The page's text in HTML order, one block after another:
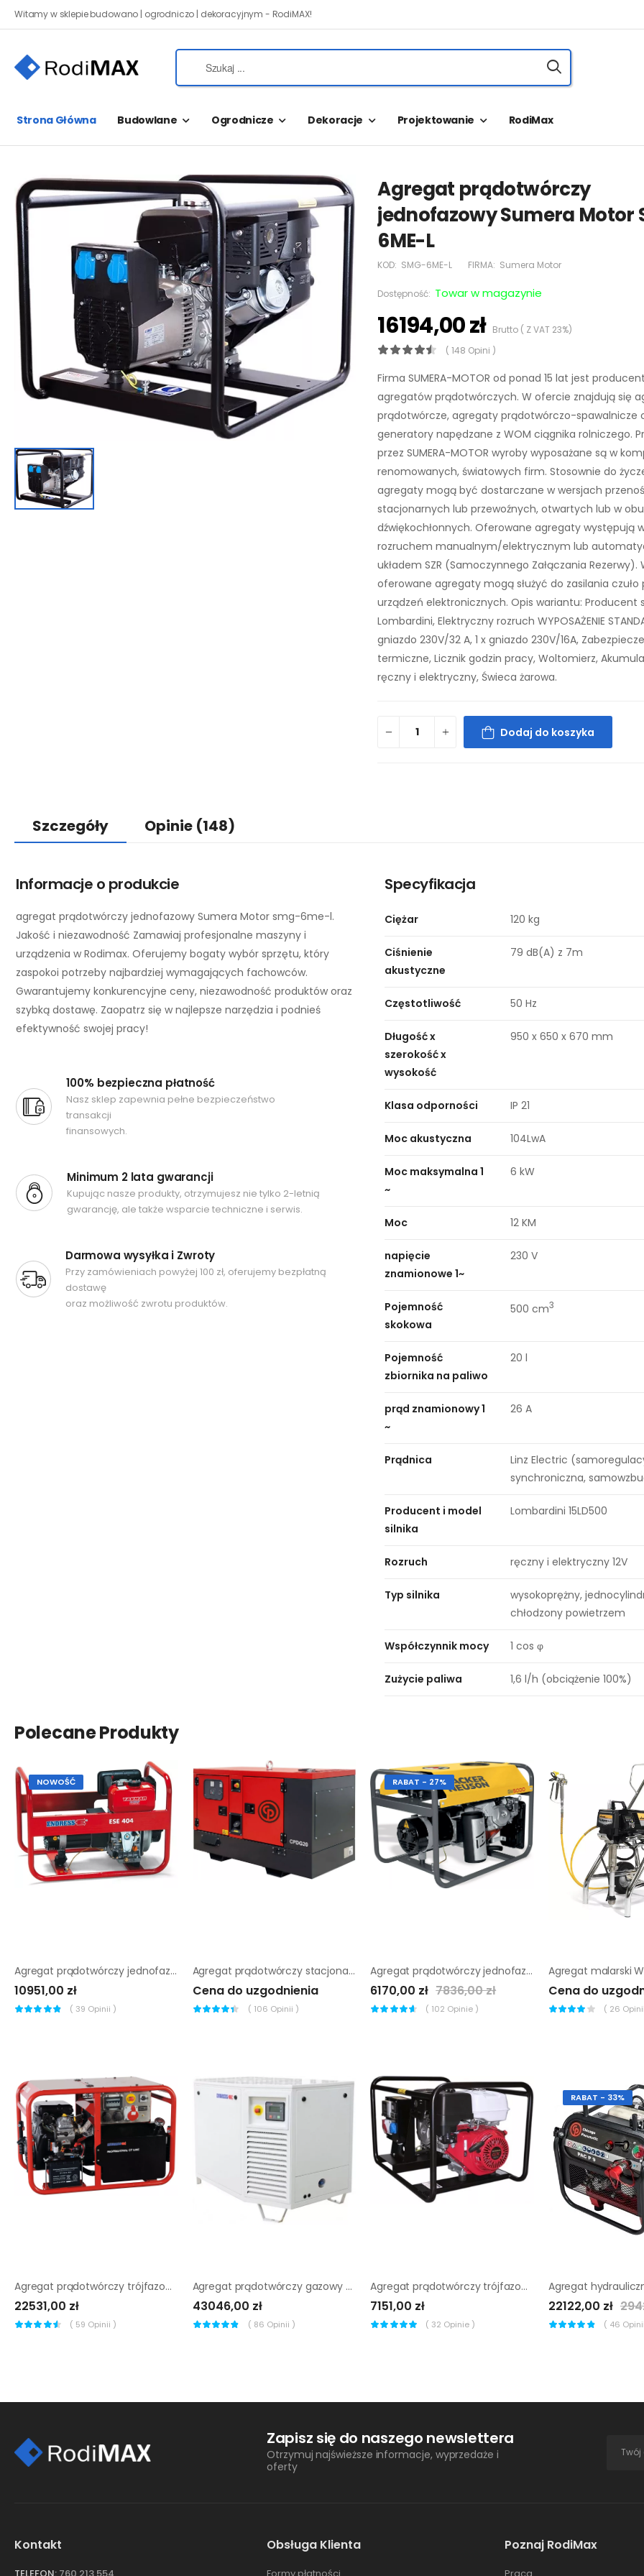
Witamy w sklepie budowano | ogrodniczo | dekoracyjnym - RodiMAX!
Strona Główna Budowlane Ogrodnicze Dekoracje Projektowanie RodiMax
Agregat prądotwórczy
jednofazowy Sumera Motor
6ME-L
KOD: SMG-6ME-L FIRMA: Sumera Motor
Dostępność: Towar w magazynie
16194,00 złBrutto ( Z VAT 23%)
( 148 Opini )
Firma SUMERA-MOTOR od ponad 15 lat jest
agregatów prądotwórczych. W ofercie znajdują się
prądotwórcze, agregaty prądotwórczo-spawalnicze
generatory napędzane z WOM ciągnika rolniczego.
przez SUMERA-MOTOR wyroby wyposażane są w
renomowanych, światowych firm. Stosownie do
agregaty mogą być dostarczane w wersjach
stacjonarnych lub przewoźnych, otwartych lub w
dźwiękochłonnych. Oferowane agregaty występują
rozruchem manualnym/elektrycznym lub
układem SZR (Samoczynnego Załączania Rezerwy).
oferowane agregaty mogą służyć do zasilania czuło
urządzeń elektronicznych. Opis wariantu: Producent
Lombardini, Elektryczny rozruch WYPOSAŻENIE
gniazdo 230V/32 A, 1 x gniazdo 230V/16A,
termiczne, Licznik godzin pracy, Woltomierz,
ręczny i elektryczny, Świeca żarowa.
Dodaj do koszyka
Szczegóły Opinie (148)
Informacje o produkcie
agregat prądotwórczy jednofazowy Sumera Motor smg-6me-l.
Jakość i niezawodność Zamawiaj profesjonalne maszyny i
urządzenia w Rodimax. Oferujemy bogaty wybór sprzętu, który
zaspokoi potrzeby najbardziej wymagających fachowców.
Gwarantujemy konkurencyjne ceny, niezawodność produktów oraz
szybką dostawę. Zaopatrz się w najlepsze narzędzia i podnieś
efektywność swojej pracy!
100% bezpieczna płatność
Nasz sklep zapewnia pełne bezpieczeństwo
transakcji
finansowych.
Minimum 2 lata gwarancji
Kupując nasze produkty, otrzymujesz nie tylko 2-letnią
gwarancję, ale także wsparcie techniczne i serwis.
Darmowa wysyłka i Zwroty
Przy zamówieniach powyżej 100 zł, oferujemy bezpłatną
dostawę
oraz możliwość zwrotu produktów.
Specyfikacja
Ciężar 120 kg
Ciśnienie
akustyczne
79 dB(A) z 7m
Częstotliwość 50 Hz
Długość x
szerokość x
wysokość
950 x 650 x 670 mm
Klasa odporności IP 21
Moc akustyczna 104LwA
Moc maksymalna 1
~
6 kW
Moc 12 KM
napięcie
znamionowe 1~
230 V
Pojemność
skokowa
500 cm3
Pojemność
zbiornika na paliwo
20 l
prąd znamionowy 1
~
26 A
Prądnica
Linz Electric
synchroniczna,
Producent i model
silnika
Lombardini 15LD500
Rozruch ręczny i elektryczny 12V
Typ silnika
wysokoprężny,
chłodzony powietrzem
Współczynnik mocy 1 cos φ
Zużycie paliwa 1,6 l/h (obciążenie 100%)
Polecane Produkty
NOWOŚĆ
Agregat prądotwórczy jednofazowy Endress ESE 404 YS DI
10951,00 zł
( 39 Opinii )
Agregat prądotwórczy stacjonarny Chicago Pneumatic CPDG 85
Cena do uzgodnienia
( 106 Opinii )
RABAT - 27%
Agregat prądotwórczy jednofazowy Wacker Neuson GV 5000A
6170,00 zł 7836,00 zł
( 102 Opinie )
Cena do
( 26
Agregat prądotwórczy trójfazowy Endress ESE 1006 DBS-GT ES
22531,00 zł
( 59 Opinii )
Agregat prądotwórczy gazowy Endress ESE 808 GF
43046,00 zł
( 86 Opinii )
Agregat prądotwórczy trójfazowy Sumera Motor SMG-9T-H-AVR
7151,00 zł
( 32 Opinie )
RABAT - 33%
22122,00 zł
( 46
Zapisz się do naszego newslettera
Otrzymuj najświeższe informacje, wyprzedaże i
oferty
Kontakt Obsługa Klienta Poznaj RodiMax